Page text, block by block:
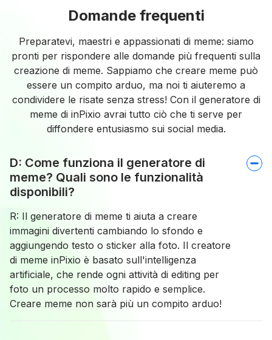
Domande frequenti
Preparatevi, maestri e appassionati di meme: siamo
pronti per rispondere alle domande più frequenti sulla
creazione di meme. Sappiamo che creare meme può
essere un compito arduo, ma noi ti aiuteremo a
condividere le risate senza stress! Con il generatore di
meme di inPixio avrai tutto ciò che ti serve per
diffondere entusiasmo sui social media.
D: Come funziona il generatore di
meme? Quali sono le funzionalità
disponibili?
R: Il generatore di meme ti aiuta a creare
immagini divertenti cambiando lo sfondo e
aggiungendo testo o sticker alla foto. Il creatore
di meme inPixio è basato sull'intelligenza
artificiale, che rende ogni attività di editing per
foto un processo molto rapido e semplice.
Creare meme non sarà più un compito arduo!